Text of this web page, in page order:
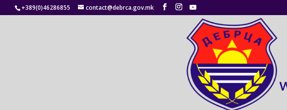
+389(0)46286855 contact@debrca.gov.mk